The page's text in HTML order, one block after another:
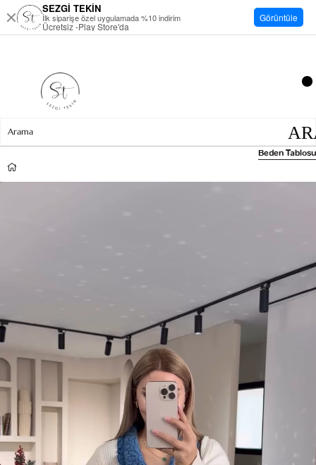
Beden Tablosu
SEZGİ TEKİN
İlk siparişe özel uygulamada %10 indirim
Ücretsiz -Play Store'da
Görüntüle